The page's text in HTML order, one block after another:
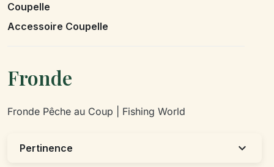
Coupelle
Accessoire Coupelle
Fronde
Fronde Pêche au Coup | Fishing World
Pertinence expand_more